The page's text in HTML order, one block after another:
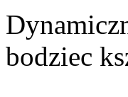
bodziec